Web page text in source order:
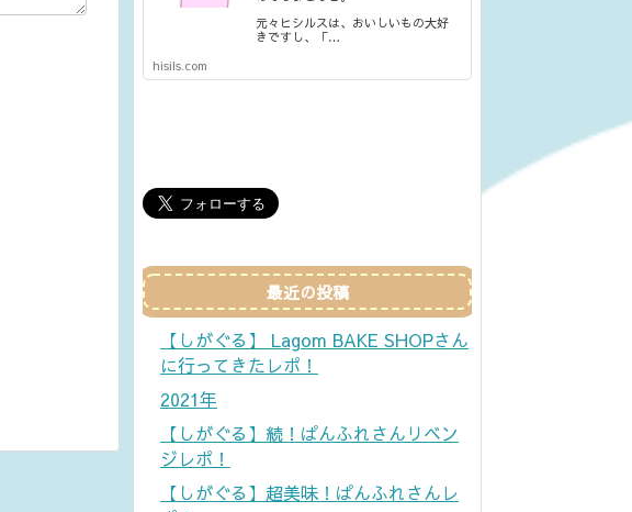
元々ヒシルスは、おいしいもの大好
きですし、「…
hisils.com
最近の投稿
【しがぐる】 Lagom BAKE SHOPさん
に行ってきたレポ！
2021年
【しがぐる】続！ぱんふれさんリベン
ジレポ！
【しがぐる】超美味！ぱんふれさんレ